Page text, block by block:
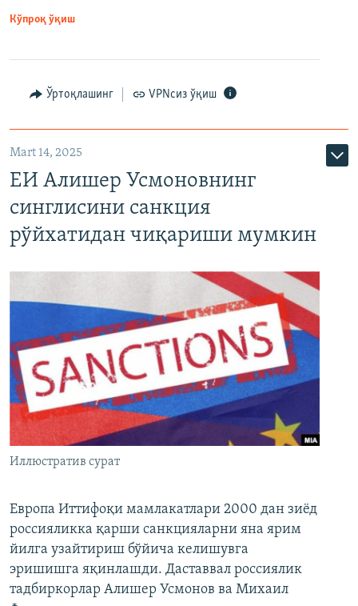
Кўпроқ ўқиш
Ўртоқлашинг VPNсиз ўқиш
Mart 14, 2025
ЕИ Алишер Усмоновнинг
синглисини санкция
рўйхатидан чиқариши мумкин
Иллюстратив сурат
Европа Иттифоқи мамлакатлари 2000 дан зиёд
россияликка қарши санкцияларни яна ярим
йилга узайтириш бўйича келишувга
эришишга яқинлашди. Даставвал россиялик
тадбиркорлар Алишер Усмонов ва Михаил